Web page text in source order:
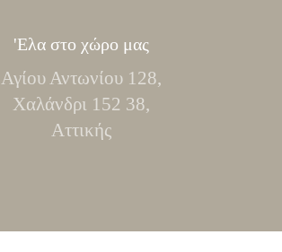
'Ελα στο χώρο μας
Αγίου Αντωνίου 128,
Χαλάνδρι 152 38,
Αττικής